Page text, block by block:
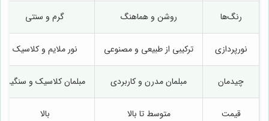
رنگ‌ها روشن و هماهنگ گرم و سنتی
نورپردازی ترکیبی از طبیعی و مصنوعی نور ملایم و کلاسیک
چیدمان مبلمان مدرن و کاربردی مبلمان کلاسیک و سنگین
قیمت متوسط تا بالا بالا